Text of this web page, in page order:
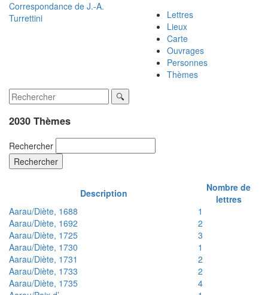
Correspondance de J.-A.
Turrettini
Lettres
Lieux
Carte
Ouvrages
Personnes
Thèmes
2030 Thèmes
Rechercher
Rechercher
Description
Nombre de
lettres
Aarau/Diète, 1688
1
Aarau/Diète, 1692
2
Aarau/Diète, 1725
3
Aarau/Diète, 1730
1
Aarau/Diète, 1731
2
Aarau/Diète, 1733
2
Aarau/Diète, 1735
4